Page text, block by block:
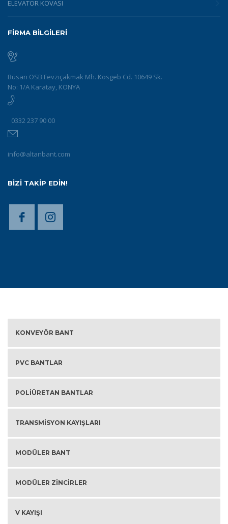
ELEVATÖR KOVASI
FİRMA BİLGİLERİ
Büsan OSB Fevziçakmak Mh. Kosgeb Cd. 10649 Sk.
No: 1/A Karatay, KONYA
0332 237 90 00
info@altanbant.com
BİZİ TAKİP EDİN!
KONVEYÖR BANT
PVC BANTLAR
POLIÜRETAN BANTLAR
TRANSMISYON KAYIŞLARI
MODÜLER BANT
MODÜLER ZINCIRLER
V KAYIŞI